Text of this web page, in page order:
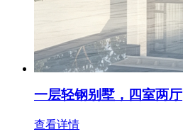
一层轻钢别墅，四室两厅
查看详情